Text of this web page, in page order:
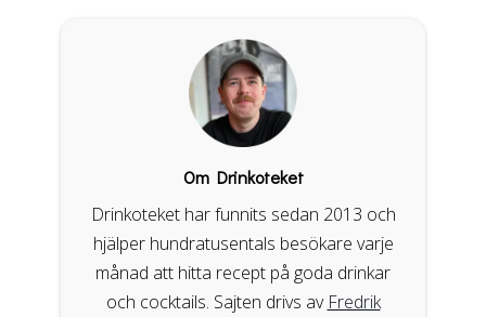
Om Drinkoteket
Drinkoteket har funnits sedan 2013 och
hjälper hundratusentals besökare varje
månad att hitta recept på goda drinkar
och cocktails. Sajten drivs av Fredrik